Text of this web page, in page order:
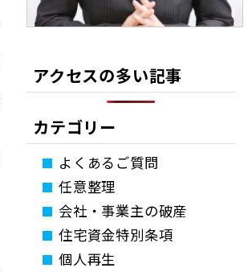
アクセスの多い記事
カテゴリー
よくあるご質問
任意整理
会社・事業主の破産
住宅資金特別条項
個人再生